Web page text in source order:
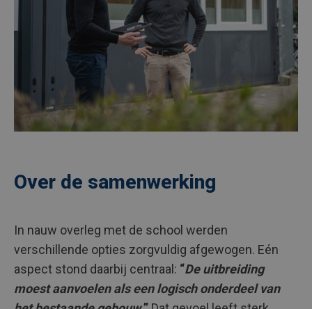
Over de samenwerking
In nauw overleg met de school werden
verschillende opties zorgvuldig afgewogen. Eén
aspect stond daarbij centraal: “De uitbreiding
moest aanvoelen als een logisch onderdeel van